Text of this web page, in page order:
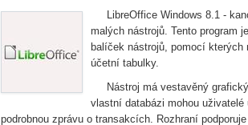
LibreOffice Windows 8.1 -
malých nástrojů. Tento program
balíček nástrojů, pomocí
účetní tabulky.
Nástroj má vestavěný
vlastní databázi mohou
podrobnou zprávu o transakcích. Rozhraní